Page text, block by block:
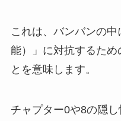
これは、バンバンの
能）」に対抗するた
とを意味します。
チャプター0や8の隠